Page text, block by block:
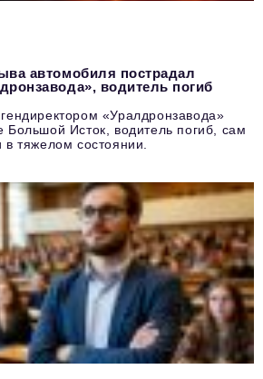
автомобиля пострадал
водитель погиб
«Уралдронзавода»
Большой Исток, водитель погиб, сам
тяжелом состоянии.